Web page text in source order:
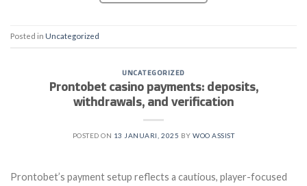
Posted in Uncategorized
UNCATEGORIZED
Prontobet casino payments: deposits,
withdrawals, and verification
POSTED ON 13 JANUARI, 2025 BYWOO ASSIST
Prontobet’s payment setup reflects a cautious, player-focused